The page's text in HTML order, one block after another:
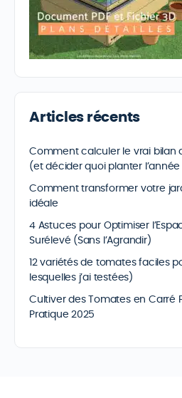
Articles récents
Comment calculer le vrai bilan
(et décider quoi planter
Comment transformer votre
idéale
4 Astuces pour Optimiser
Surélevé (Sans l’Agrandir)
12 variétés de tomates faciles
lesquelles j’ai testées)
Cultiver des Tomates en Carré
Pratique 2025